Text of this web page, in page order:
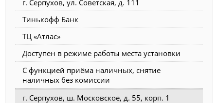
г. Серпухов, ул. Советская, д. 111
Тинькофф Банк
ТЦ «Атлас»
Доступен в режиме работы места установки
С функцией приёма наличных, снятие
наличных без комиссии
г. Серпухов, ш. Московское, д. 55, корп. 1